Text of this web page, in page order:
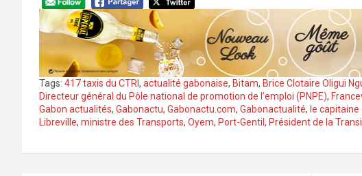
Tags: 417 taxis du CTRI , actualité gabonaise, Bitam, Brice Clotaire Oligui
Directeur général du Pôle national de promotion de l’emploi (PNPE),
Gabon actualités, Gabonactu, Gabonactu.com, Gabonactualité, le
Libreville, ministre des Transports, Oyem, Port-Gentil , Président de la